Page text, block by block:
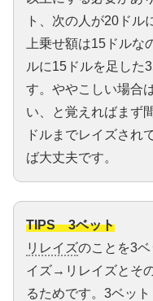
ト、次の人が20ドル
上乗せ額は15ドルな
ルに15ドルを足した
す。ややこしい場合
い、と覚えればまず
ドルまでレイズされ
ば大丈夫です。
TIPS 3ベット
リレイズのことを3
イズ→リレイズとそ
るためです。3ベット